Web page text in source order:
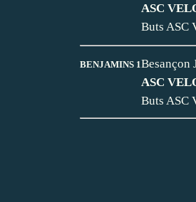
ASC
Buts ASC
BENJAMINS 1Besançon
ASC
Buts ASC